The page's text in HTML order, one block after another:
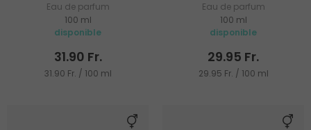
Eau de parfum
100 ml
disponible
31.90 Fr.
31.90 Fr. / 100 ml
Eau de parfum
100 ml
disponible
29.95 Fr.
29.95 Fr. / 100 ml